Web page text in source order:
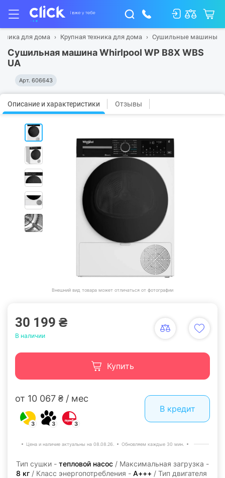
для дома Крупная техника для дома Сушильные машины
Сушильная машина Whirlpool WP B8X WBS
UA
Арт. 606643
Описание и характеристики Отзывы
Внешний вид товара может отличаться от фотографии
30 199 ₴
В наличии
Купить
от 10 067 ₴ / мес
3 3 3
В кредит
Цена и наличие актуальны на 08.08.26. Обновляем каждые 30 мин.
Тип сушки - тепловой насос / Максимальная загрузка -
8 кг / Класс энергопотребления - А+++ / Тип двигателя